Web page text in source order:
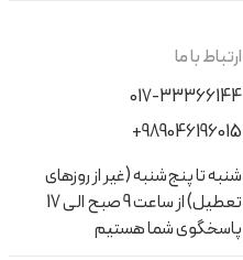
ارتباط با ما
017-33366144
+989046196015
شنبه تا پنج‌شنبه (غیر از روزهای
تعطیل) از ساعت 9 صبح الی 17
پاسخگوی شما هستیم